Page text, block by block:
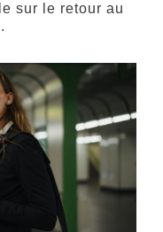
sur le retour au